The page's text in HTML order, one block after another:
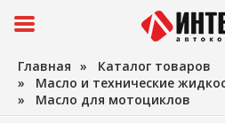
Главная » Каталог товаров
» Масло и технические
» Масло для мотоциклов